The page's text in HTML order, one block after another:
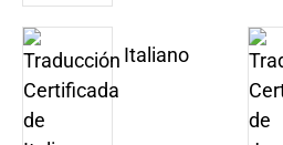
Italiano